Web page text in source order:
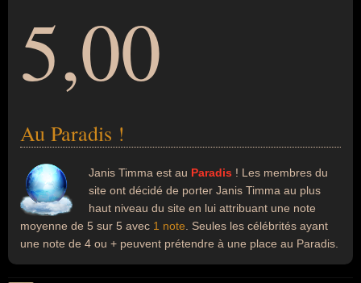
5,00
Au Paradis !
Janis Timma est au Paradis ! Les membres du
site ont décidé de porter Janis Timma au plus
haut niveau du site en lui attribuant une note
moyenne de 5 sur 5 avec 1 note . Seules les célébrités ayant
une note de 4 ou + peuvent prétendre à une place au Paradis.